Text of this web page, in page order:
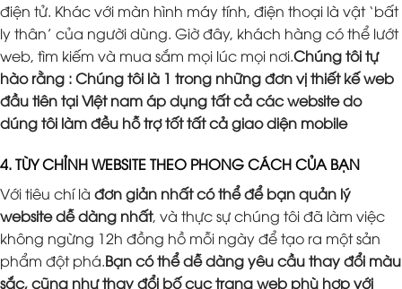
điện tử. Khác với màn hình máy tính, điện thoại là vật ‘bất
ly thân’ của người dùng. Giờ đây, khách hàng có thể lướt
web, tìm kiếm và mua sắm mọi lúc mọi nơi.Chúng tôi tự
hào rằng : Chúng tôi là 1 trong những đơn vị thiết kế web
đầu tiên tại Việt nam áp dụng tất cả các website do
dúng tôi làm đều hỗ trợ tốt tất cả giao diện mobile
4. TÙY CHỈNH WEBSITE THEO PHONG CÁCH CỦA BẠN
Với tiêu chí là đơn giản nhất có thể để bạn quản lý
website dễ dàng nhất, và thực sự chúng tôi đã làm việc
không ngừng 12h đồng hồ mỗi ngày để tạo ra một sản
phẩm đột phá.Bạn có thể dễ dàng yêu cầu thay đổi màu
sắc, cũng như thay đổi bố cục trang web phù hợp với